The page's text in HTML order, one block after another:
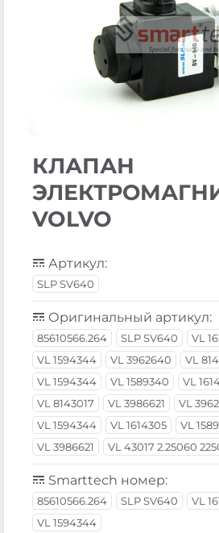
КЛАПАН
VOLVO
Артикул:
SLP SV640
Оригинальный артикул:
85610566.264 SLP SV640
VL
VL 1594344
VL 3962640 VL
VL 1594344
VL 1589340 VL
VL 8143017
VL 3986621 VL
VL 1594344
VL 1614305 VL
VL 3986621
VL 43017 2.25060
Smarttech номер:
85610566.264 SLP SV640
VL
VL 1594344